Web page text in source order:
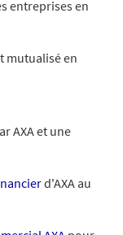
entreprises en
mutualisé en
AXA et une
d'AXA au